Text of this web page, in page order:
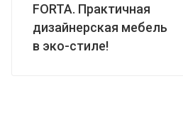
FORTA. Практичная
дизайнерская мебель
в эко-стиле!